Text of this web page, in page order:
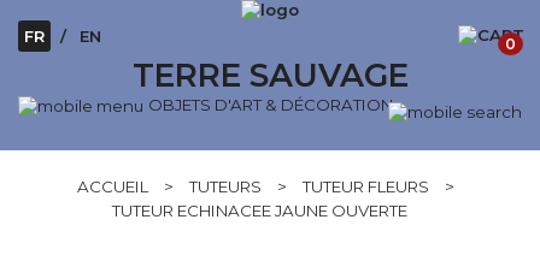
TERRE SAUVAGE
OBJETS D'ART & DÉCORATION
FR EN 0
ACCUEIL > TUTEURS > TUTEUR FLEURS
>
TUTEUR ECHINACEE JAUNE OUVERTE